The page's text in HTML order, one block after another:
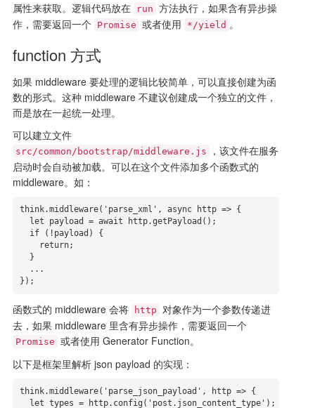
属性来获取。逻辑代码放在 run 方法执行，如果含有异步操
作，需要返回一个
Promise 或者使用 */yield 。
function 方式
如果 middleware 要处理的逻辑比较简单，可以直接创建为函
数的形式。这种 middleware 不建议创建成一个独立的文件，
而是放在一起统一处理。
可以建立文件
src/common/bootstrap/middleware.js
，该文件在服务
启动时会自动被加载。可以在这个文件添加多个函数式的
middleware。如：
think.middleware('parse_xml', async http => {
});
函数式的 middleware 会将 http 对象作为一个参数传递进
去，如果 middleware 里含有异步操作，需要返回一个
Promise 或者使用 Generator Function。
以下是框架里解析 json payload 的实现：
think.middleware('parse_json_payload', http => {